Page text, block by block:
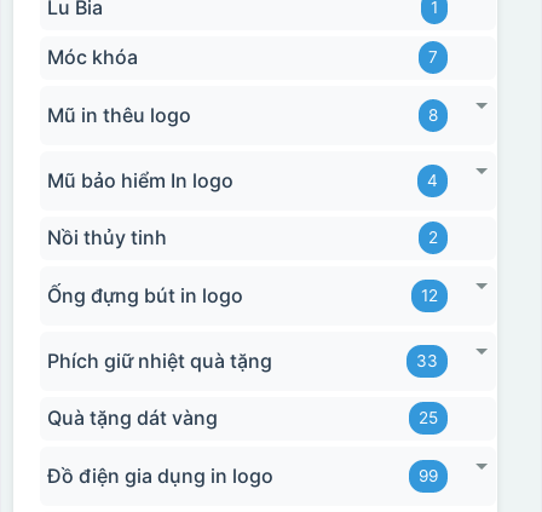
Lu Bia 1
Móc khóa 7
Mũ in thêu logo 8
Mũ bảo hiểm In logo 4
Nồi thủy tinh 2
Ống đựng bút in logo 12
Phích giữ nhiệt quà tặng 33
Quà tặng dát vàng 25
Đồ điện gia dụng in logo 99